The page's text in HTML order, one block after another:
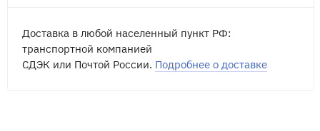
Доставка в любой населенный пункт РФ:
транспортной компанией
СДЭК или Почтой России. Подробнее о доставке